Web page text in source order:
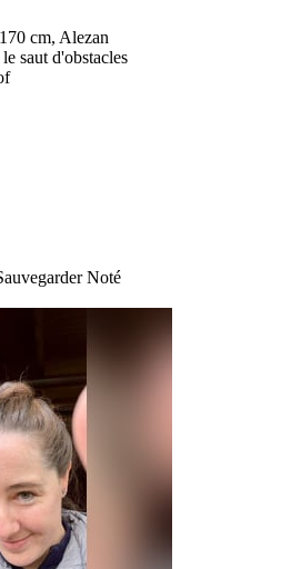
cm, Alezan
saut d'obstacles
Noté